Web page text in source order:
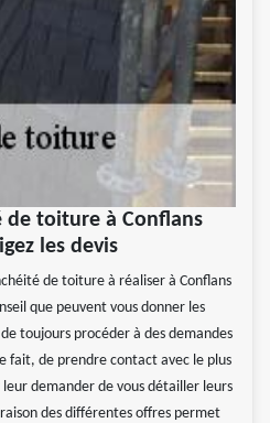
de toiture à Conflans
les devis
de toiture à réaliser à Conflans
que peuvent vous donner les
toujours procéder à des demandes
fait, de prendre contact avec le plus
demander de vous détailler leurs
des différentes offres permet